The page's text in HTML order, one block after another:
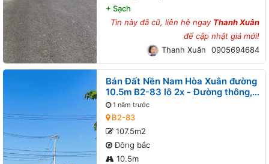
+ Sạch
Tin này đã cũ, liên hệ ngay Thanh Xuân
để cập nhật giá mới!
Thanh Xuân
0905694684
Bán Đất Nền Nam Hòa Xuân đường
10.5m B2-83 lô 2x - Đường thông,
Gần đường Nguyễn Phước Lan
1 năm trước
B2-83
107.5m2
Đông bắc
10.5m